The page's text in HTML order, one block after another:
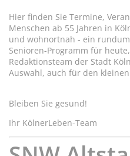
Hier finden Sie Termine,
Menschen ab 55 Jahren in
und wohnortnah - ein
Senioren-Programm für
Redaktionsteam der Stadt
Auswahl, auch für den
Bleiben Sie gesund!
Ihr KölnerLeben-Team